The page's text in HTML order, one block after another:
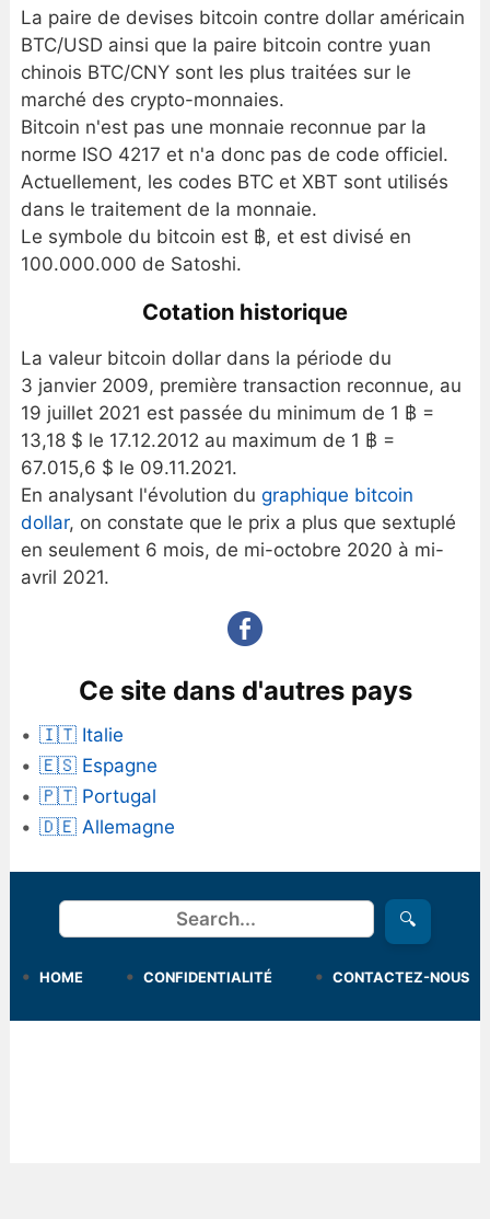
La paire de devises bitcoin contre dollar américain
BTC/USD ainsi que la paire bitcoin contre yuan
chinois BTC/CNY sont les plus traitées sur le
marché des crypto-monnaies.
Bitcoin n'est pas une monnaie reconnue par la
norme ISO 4217 et n'a donc pas de code officiel.
Actuellement, les codes BTC et XBT sont utilisés
dans le traitement de la monnaie.
Le symbole du bitcoin est ฿, et est divisé en
100.000.000 de Satoshi.
Cotation historique
La valeur bitcoin dollar dans la période du
3 janvier 2009, première transaction reconnue, au
19 juillet 2021 est passée du minimum de 1 ฿ =
13,18 $ le 17.12.2012 au maximum de 1 ฿ =
67.015,6 $ le 09.11.2021.
En analysant l'évolution du graphique bitcoin
dollar, on constate que le prix a plus que sextuplé
en seulement 6 mois, de mi-octobre 2020 à mi-
avril 2021.
Ce site dans d'autres pays
🇮🇹 Italie
🇪🇸 Espagne
🇵🇹 Portugal
🇩🇪 Allemagne
Rechercher 🔍
HOME CONFIDENTIALITÉ CONTACTEZ-NOUS